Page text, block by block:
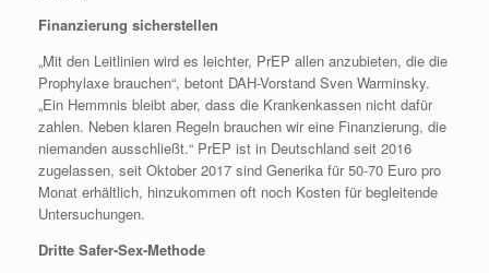
Finanzierung sicherstellen
„Mit den Leitlinien wird es leichter, PrEP allen anzubieten, die die
Prophylaxe brauchen“, betont DAH-Vorstand Sven Warminsky.
„Ein Hemmnis bleibt aber, dass die Krankenkassen nicht dafür
zahlen. Neben klaren Regeln brauchen wir eine Finanzierung, die
niemanden ausschließt.“ PrEP ist in Deutschland seit 2016
zugelassen, seit Oktober 2017 sind Generika für 50-70 Euro pro
Monat erhältlich, hinzukommen oft noch Kosten für begleitende
Untersuchungen.
Dritte Safer-Sex-Methode